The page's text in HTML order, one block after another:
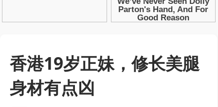
香港19岁正妹，修长美腿
身材有点凶